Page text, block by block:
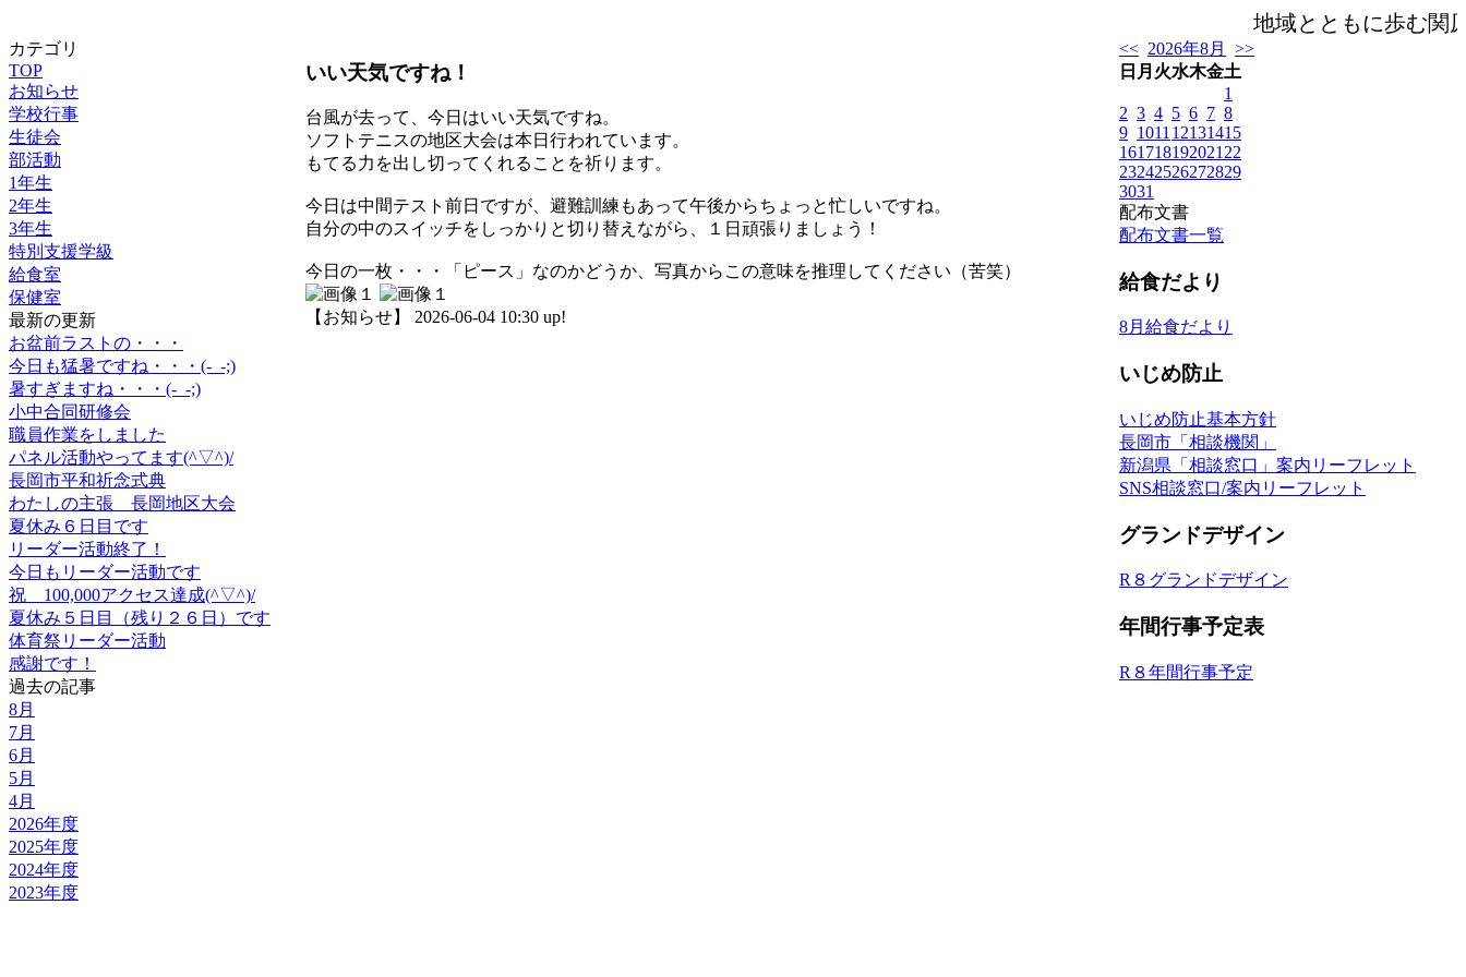
地域とともに歩む関
カテゴリ
TOP
お知らせ
学校行事
生徒会
部活動
1年生
2年生
3年生
特別支援学級
給食室
保健室
最新の更新
お盆前ラストの・・・
今日も猛暑ですね・・・(-_-;)
暑すぎますね・・・(-_-;)
小中合同研修会
職員作業をしました
パネル活動やってます(^▽^)/
長岡市平和祈念式典
わたしの主張 長岡地区大会
夏休み６日目です
リーダー活動終了！
今日もリーダー活動です
祝 100,000アクセス達成(^▽^)/
夏休み５日目（残り２６日）です
体育祭リーダー活動
感謝です！
過去の記事
8月
7月
6月
5月
4月
2026年度
2025年度
2024年度
2023年度
いい天気ですね！
台風が去って、今日はいい天気ですね。
ソフトテニスの地区大会は本日行われています。
もてる力を出し切ってくれることを祈ります。
今日は中間テスト前日ですが、避難訓練もあって午後からちょっと忙しいですね。
自分の中のスイッチをしっかりと切り替えながら、１日頑張りましょう！
今日の一枚・・・「ピース」なのかどうか、写真からこの意味を推理してください（苦笑）
【お知らせ】 2026-06-04 10:30 up!
<< 2026年8月
>>
日 月 火水木金土
1
2 3 4 5 6 7 8
9 1011 12131415
161718192021 22
23242526272829
3031
配布文書
配布文書一覧
給食だより
8月給食だより
いじめ防止
いじめ防止基本方針
長岡市「相談機関」
新潟県「相談窓口」案内リーフレット
SNS相談窓口/案内リーフレット
グランドデザイン
R８グランドデザイン
年間行事予定表
R８年間行事予定